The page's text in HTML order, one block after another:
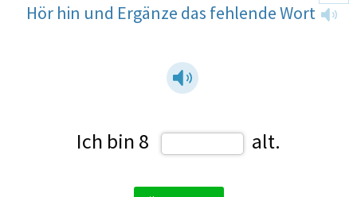
Hör hin und Ergänze das fehlende Wort
Ich bin 8 alt.